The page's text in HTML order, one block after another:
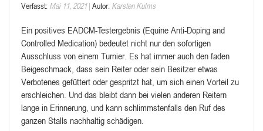
Verfasst: Mai 11, 2021 Autor: Karsten Kulms
Ein positives EADCM-Testergebnis (Equine Anti-Doping and
Controlled Medication) bedeutet nicht nur den sofortigen
Ausschluss von einem Turnier. Es hat immer auch den faden
Beigeschmack, dass sein Reiter oder sein Besitzer etwas
Verbotenes gefüttert oder gespritzt hat, um sich einen Vorteil zu
erschleichen. Und das bleibt dann bei vielen anderen Reitern
lange in Erinnerung, und kann schlimmstenfalls den Ruf des
ganzen Stalls nachhaltig schädigen.